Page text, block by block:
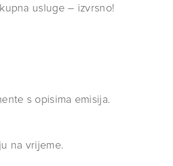
usluge – izvrsno!
s opisima emisija.
na vrijeme.